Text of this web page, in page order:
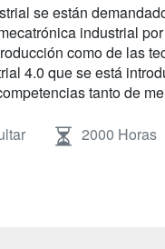
se están
industrial
como de las
4.0 que se está
tanto de
2000 Horas